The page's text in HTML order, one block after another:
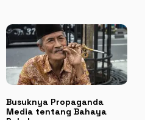
Busuknya Propaganda
Media tentang Bahaya